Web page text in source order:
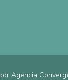
Agencia